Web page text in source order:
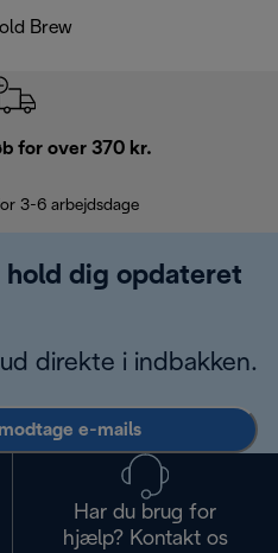
Brew
for over 370 kr.
3-6 arbejdsdage
hold dig opdateret
direkte i indbakken.
e-mails
Har du brug for
hjælp? Kontakt os